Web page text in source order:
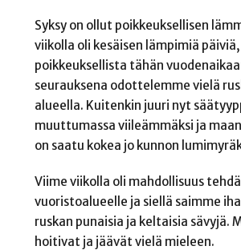
Syksy on ollut poikkeuksellisen
viikolla oli kesäisen lämpimiä
poikkeuksellista tähän
seurauksena odottelemme vielä
alueella. Kuitenkin juuri nyt
muuttumassa viileämmäksi ja
on saatu kokea jo kunnon
Viime viikolla oli mahdollisuus
vuoristoalueelle ja siellä saimme
ruskan punaisia ja keltaisia sävyjä.
hoitivat ja jäävät vielä mieleen.